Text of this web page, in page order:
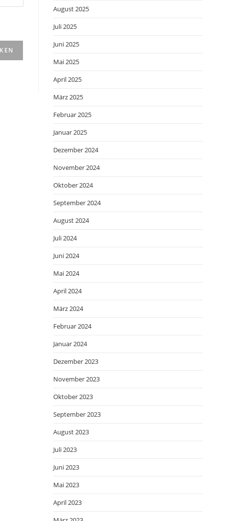
August 2025
Juli 2025
Juni 2025
Mai 2025
April 2025
März 2025
Februar 2025
Januar 2025
Dezember 2024
November 2024
Oktober 2024
September 2024
August 2024
Juli 2024
Juni 2024
Mai 2024
April 2024
März 2024
Februar 2024
Januar 2024
Dezember 2023
November 2023
Oktober 2023
September 2023
August 2023
Juli 2023
Juni 2023
Mai 2023
April 2023